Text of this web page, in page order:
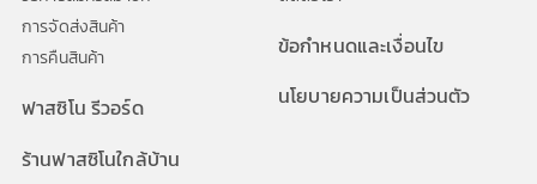
การจัดส่งสินค้า
การคืนสินค้า
ฟาสซิโน รีวอร์ด
ร้านฟาสซิโนใกล้บ้าน
ข้อกำหนดและเงื่อนไข
นโยบายความเป็นส่วนตัว